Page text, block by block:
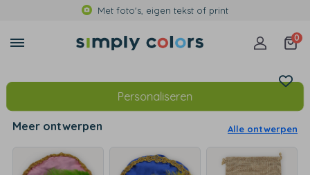
Met foto's, eigen tekst of print
0
Personaliseren
Meer ontwerpen Alle ontwerpen